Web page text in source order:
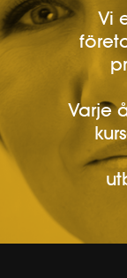
Vi
Varje